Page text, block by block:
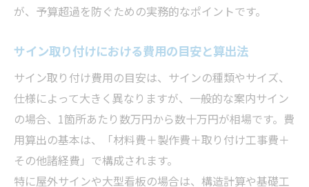
が、予算超過を防ぐための実務的なポイントです。
サイン取り付けにおける費用の目安と算出法
サイン取り付け費用の目安は、サインの種類やサイズ、
仕様によって大きく異なりますが、一般的な案内サイン
の場合、1箇所あたり数万円から数十万円が相場です。費
用算出の基本は、「材料費＋製作費＋取り付け工事費＋
その他諸経費」で構成されます。
特に屋外サインや大型看板の場合は、構造計算や基礎工